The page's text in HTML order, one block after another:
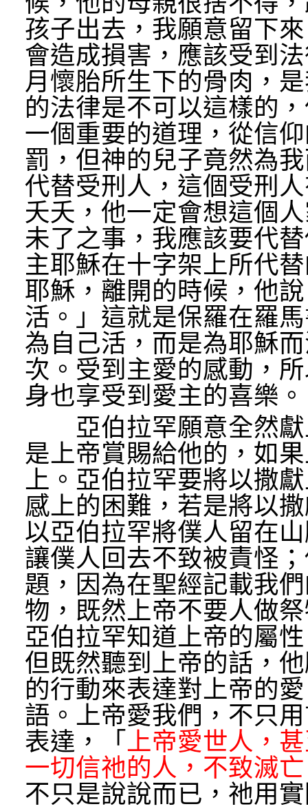
孩子出去，我願意留下
會造成損害，應該受到
月懷胎所生下的骨肉，
的法律是不可以這樣的
一個重要的道理，從信
罰，但神的兒子竟然為
代替受刑人，這個受刑
夭夭，他一定會想這個
未了之事，我應該要代
主耶穌在十字架上所代
耶穌，離開的時候，他
活。」這就是保羅在羅
為自己活，而是為耶穌
次。受到主愛的感動，
身也享受到愛主的喜樂。
亞伯拉罕願意全然獻
是上帝賞賜給他的，如
上。亞伯拉罕要將以撒
感上的困難，若是將以
以亞伯拉罕將僕人留在
讓僕人回去不致被責怪
題，因為在聖經記載我
物，既然上帝不要人做
亞伯拉罕知道上帝的屬
但既然聽到上帝的話，
的行動來表達對上帝的
語。上帝愛我們，不只
表達，「 上帝愛世人，
一切信祂的人，不致滅
不只是說說而已，祂用